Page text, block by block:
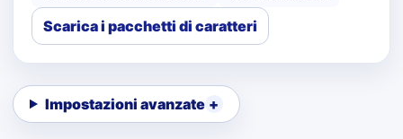
Scarica i pacchetti di caratteri
Impostazioni avanzate